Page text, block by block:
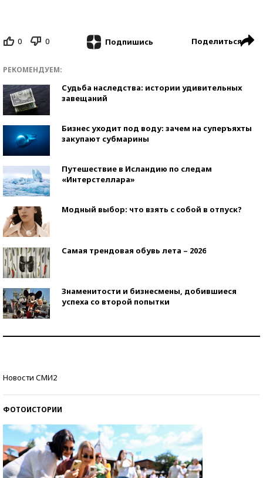
0 0 Подпишись Поделиться
РЕКОМЕНДУЕМ:
Судьба наследства: истории удивительных
завещаний
Бизнес уходит под воду: зачем на суперъяхты
закупают субмарины
Путешествие в Исландию по следам
«Интерстеллара»
Модный выбор: что взять с собой в отпуск?
Самая трендовая обувь лета – 2026
Знаменитости и бизнесмены, добившиеся
успеха со второй попытки
Новости СМИ2
ФОТОИСТОРИИ